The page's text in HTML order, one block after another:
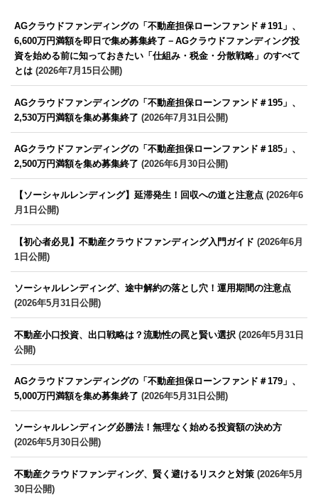
AGクラウドファンディングの「不動産担保ローンファンド＃191」、
6,600万円満額を即日で集め募集終了－AGクラウドファンディング投
資を始める前に知っておきたい「仕組み・税金・分散戦略」のすべて
とは (2026年7月15日公開)
AGクラウドファンディングの「不動産担保ローンファンド＃195」、
2,530万円満額を集め募集終了 (2026年7月31日公開)
AGクラウドファンディングの「不動産担保ローンファンド＃185」、
2,500万円満額を集め募集終了 (2026年6月30日公開)
【ソーシャルレンディング】延滞発生！回収への道と注意点 (2026年6
月1日公開)
【初心者必見】不動産クラウドファンディング入門ガイド (2026年6月
1日公開)
ソーシャルレンディング、途中解約の落とし穴！運用期間の注意点
(2026年5月31日公開)
不動産小口投資、出口戦略は？流動性の罠と賢い選択 (2026年5月31日
公開)
AGクラウドファンディングの「不動産担保ローンファンド＃179」、
5,000万円満額を集め募集終了 (2026年5月31日公開)
ソーシャルレンディング必勝法！無理なく始める投資額の決め方
(2026年5月30日公開)
不動産クラウドファンディング、賢く避けるリスクと対策 (2026年5月
30日公開)